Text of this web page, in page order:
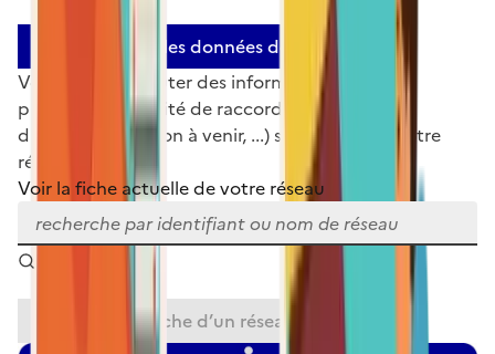
Communiquer les données de mon réseau
Vous pouvez ajouter des informations ou des
précisions (capacité de raccordement, schéma
directeur, évolution à venir, ...) sur la fiche de votre
réseau.
Voir la fiche actuelle de votre réseau
Compléter la fiche d’un réseau